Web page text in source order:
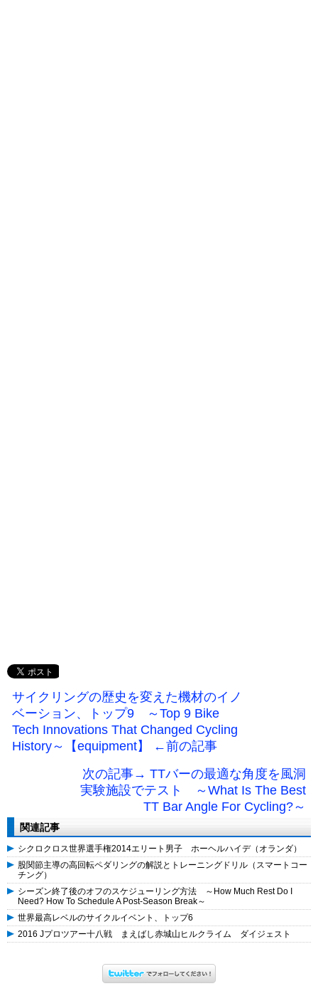
サイクリングの歴史を変えた機材のイノ
ベーション、トップ9 ～Top 9 Bike
Tech Innovations That Changed Cycling
History～【equipment】 ←前の記事
次の記事→ TTバーの最適な角度を風洞
実験施設でテスト ～What Is The Best
TT Bar Angle For Cycling?～
関連記事
シクロクロス世界選手権2014エリート男子 ホーヘルハイデ（オランダ）
股関節主導の高回転ペダリングの解説とトレーニングドリル（スマートコー
チング）
シーズン終了後のオフのスケジューリング方法 ～How Much Rest Do I
Need? How To Schedule A Post-Season Break～
世界最高レベルのサイクルイベント、トップ6
2016 Jプロツアー十八戦 まえばし赤城山ヒルクライム ダイジェスト